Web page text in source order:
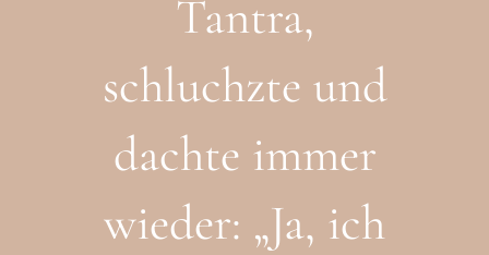
Tantra,
schluchzte und
dachte immer
wieder: „Ja, ich